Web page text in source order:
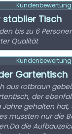
Kundenbewertung:
stabiler Tisch
bis zu 6
Qualität
Kundenbewertung:
Gartentisch
aus rotbraun
der
Jahre gehalten hat,
mussten nur die
die